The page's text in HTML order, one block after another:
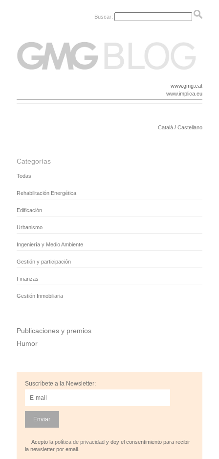
Buscar:
www.gmg.cat
www.implica.eu
Català /Castellano
Categorías
Todas
Rehabilitación Energética
Edificación
Urbanismo
Ingeniería y Medio Ambiente
Gestión y participación
Finanzas
Gestión Inmobiliaria
Publicaciones y premios
Humor
Suscríbete a la Newsletter:
Acepto la política de privacidad y doy el consentimiento para recibir
la newsletter por email.